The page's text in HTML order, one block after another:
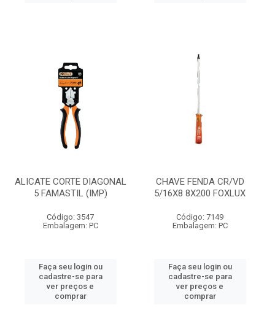
ALICATE CORTE DIAGONAL
5 FAMASTIL (IMP)
Código: 3547
Embalagem: PC
Faça seu login ou
cadastre-se para
ver preços e
comprar
CHAVE FENDA CR/VD
5/16X8 8X200 FOXLUX
Código: 7149
Embalagem: PC
Faça seu login ou
cadastre-se para
ver preços e
comprar